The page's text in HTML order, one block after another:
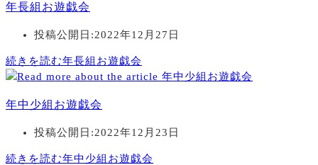
年長組お遊戯会
投稿公開日:2022年12月27日
続きを読む年長組お遊戯会
年中少組お遊戯会
投稿公開日:2022年12月23日
続きを読む年中少組お遊戯会